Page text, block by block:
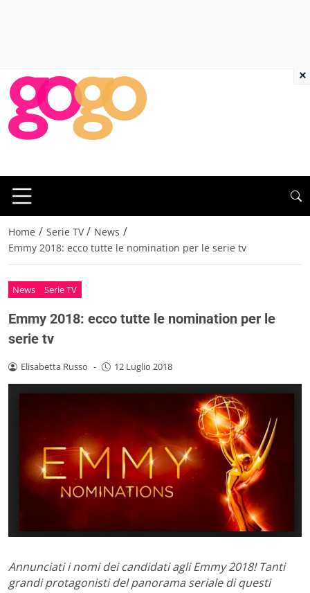
Home / Serie TV / News /
Emmy 2018: ecco tutte le nomination per le serie tv
News Serie TV
Emmy 2018: ecco tutte le nomination per le
serie tv
Elisabetta Russo - 12 Luglio 2018
Annunciati i nomi dei candidati agli Emmy 2018! Tanti
grandi protagonisti del panorama seriale di questi
×